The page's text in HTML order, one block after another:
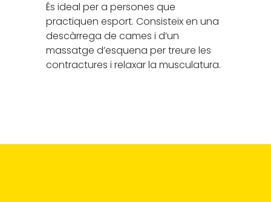
És ideal per a persones que
practiquen esport. Consisteix en una
descàrrega de cames i d’un
massatge d’esquena per treure les
contractures i relaxar la musculatura.